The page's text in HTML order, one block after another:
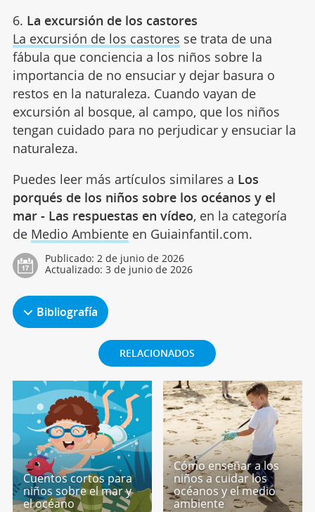
6. La excursión de los castores
La excursión de los castores se trata de una
fábula que conciencia a los niños sobre la
importancia de no ensuciar y dejar basura o
restos en la naturaleza. Cuando vayan de
excursión al bosque, al campo, que los niños
tengan cuidado para no perjudicar y ensuciar la
naturaleza.
Puedes leer más artículos similares a Los
porqués de los niños sobre los océanos y el
mar - Las respuestas en vídeo, en la categoría
de Medio Ambienteen Guiainfantil.com.
Publicado: 2 de junio de 2026
Actualizado: 3 de junio de 2026
Bibliografía
RELACIONADOS
Cuentos cortos para
niños sobre el mar y
el océano
Cómo enseñar a los
niños a cuidar los
océanos y el medio
ambiente